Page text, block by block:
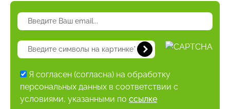
Я согласен (согласна) на обработку
персональных данных в соответствии с
условиями, указанными по ссылке